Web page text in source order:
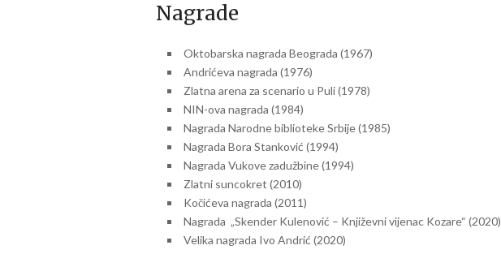
Nagrade
Oktobarska nagrada Beograda (1967)
Andrićeva nagrada (1976)
Zlatna arena za scenario u Puli (1978)
NIN-ova nagrada (1984)
Nagrada Narodne biblioteke Srbije (1985)
Nagrada Bora Stanković (1994)
Nagrada Vukove zadužbine (1994)
Zlatni suncokret (2010)
Kočićeva nagrada (2011)
Nagrada „Skender Kulenović – Književni vijenac Kozare“ (2020)
Velika nagrada Ivo Andrić (2020)